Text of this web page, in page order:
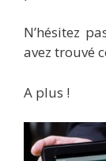
N’hésitez
avez trouvé
A plus !